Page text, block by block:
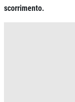
scorrimento.